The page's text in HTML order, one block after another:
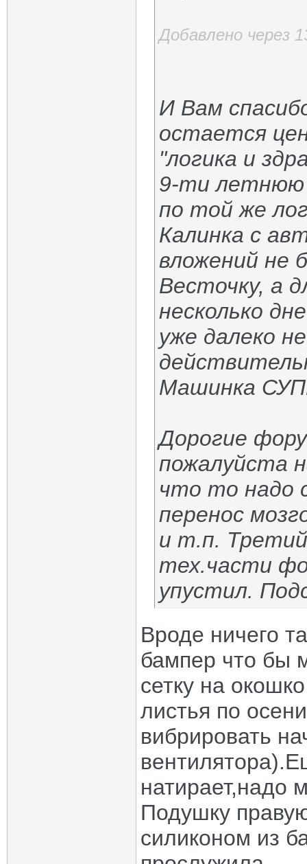
Добавлено через
И Вам
остается
"логика и
9-ти летнюю
по той же
Калинка с
вложений не
Весточку, а
несколько
уже далеко
Машинка
Дорогие
пожалуйста
что то надо
перенос
и т.п. Третий
тех.части
упустил.
Вроде ничего
бампер что бы
сетку на
листья по
вибрировать
натирает,надо
Подушку
силиконом из